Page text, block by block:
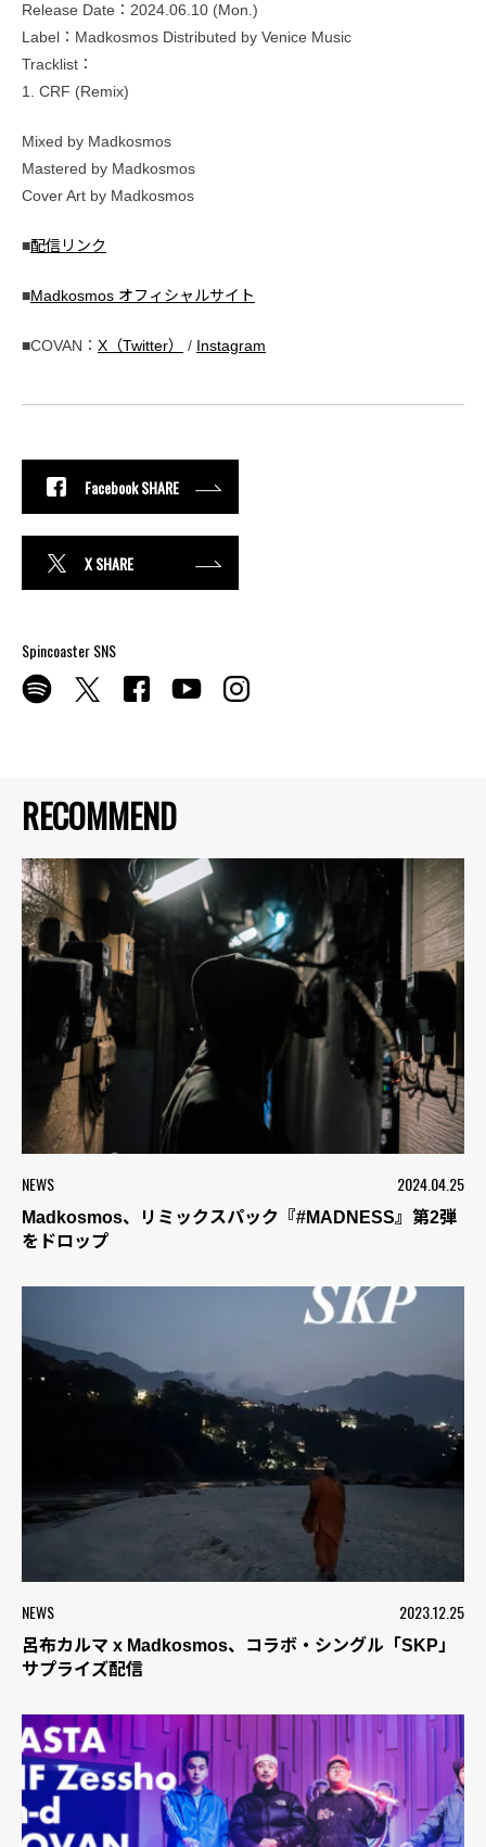
RECOMMEND
NEWS 2024.04.25
Madkosmos、リミックスパック『#MADNESS』第2弾
をドロップ
NEWS 2023.12.25
呂布カルマ x Madkosmos、コラボ・シングル「SKP」
サプライズ配信
Release Date：2024.06.10 (Mon.)
Label：Madkosmos Distributed by Venice Music
Tracklist：
1. CRF (Remix)
Mixed by Madkosmos
Mastered by Madkosmos
Cover Art by Madkosmos
■配信リンク
■Madkosmos オフィシャルサイト
■COVAN： X（Twitter） / Instagram
Facebook SHARE
X SHARE
Spincoaster SNS